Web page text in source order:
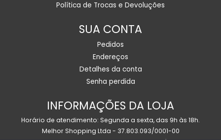
Política de Trocas e Devoluções
SUA CONTA
Pedidos
Endereços
Detalhes da conta
Senha perdida
INFORMAÇÕES DA LOJA
Horário de atendimento: Segunda a sexta, das 9h às 18h.
Melhor Shopping Ltda - 37.803.093/0001-00